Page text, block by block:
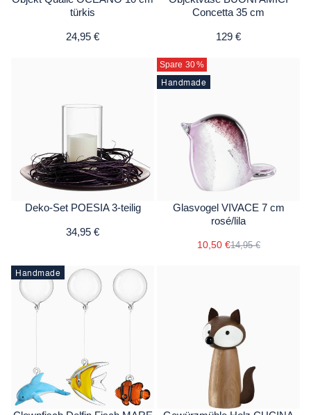
türkis
24,95 €
Concetta 35 cm
129 €
Deko-Set POESIA 3-teilig
34,95 €
Spare 30%
Handmade
Glasvogel VIVACE 7 cm
rosé/lila
10,50 €14,95 €
Handmade